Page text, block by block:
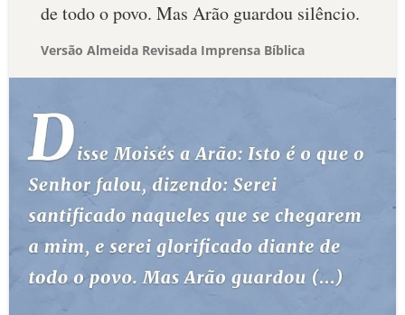
de todo o povo. Mas Arão guardou silêncio.
Versão Almeida Revisada Imprensa Bíblica